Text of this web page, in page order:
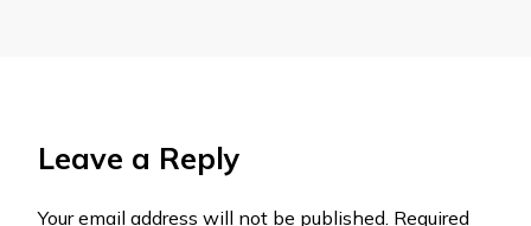
Leave a Reply
Your email address will not be published. Required